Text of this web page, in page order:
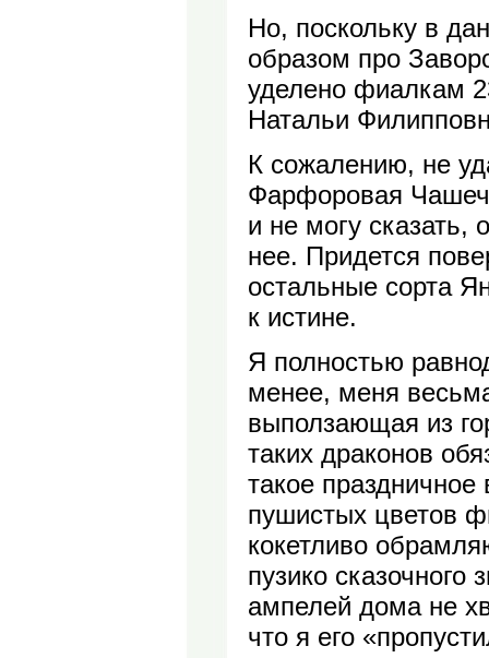
Но, поскольку в
образом про
уделено фиалкам
Натальи
К сожалению, не
Фарфоровая
и не могу сказать,
нее. Придется
остальные сорта
к истине.
Я полностью
менее, меня
выползающая из
таких драконов
такое праздничное
пушистых цветов
кокетливо
пузико
ампелей дома не
что я его